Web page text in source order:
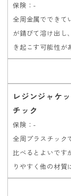
保険：-
全周金属でできて
が錆びて溶け出し
き起こす可能性が
レジンジャケ
チック
保険：-
全周プラスチック
比べるとよいです
りやすく他の材質